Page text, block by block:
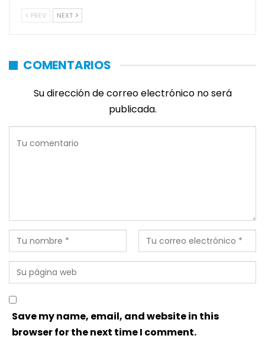
PREV NEXT
COMENTARIOS
Su dirección de correo electrónico no será
publicada.
Save my name, email, and website in this
browser for the next time I comment.